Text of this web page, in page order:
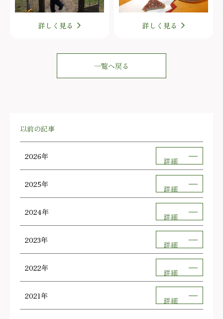
詳しく見る 詳しく見る
一覧へ戻る
以前の記事
2026年 詳細
2025年 詳細
2024年 詳細
2023年 詳細
2022年 詳細
2021年 詳細